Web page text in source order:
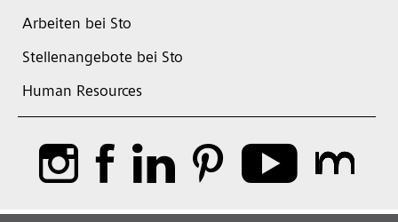
Arbeiten bei Sto
Stellenangebote bei Sto
Human Resources